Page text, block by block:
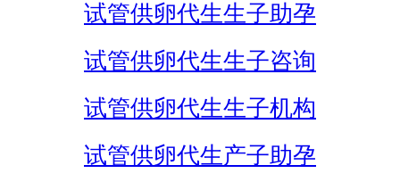
试管供卵代生生子助孕
试管供卵代生生子咨询
试管供卵代生生子机构
试管供卵代生产子助孕